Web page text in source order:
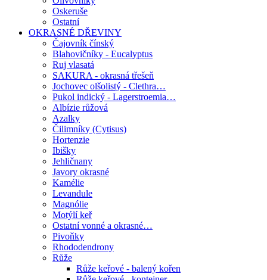
Oskeruše
Ostatní
OKRASNÉ DŘEVINY
Čajovník čínský
Blahovičníky - Eucalyptus
Ruj vlasatá
SAKURA - okrasná třešeň
Jochovec olšolistý - Clethra…
Pukol indický - Lagerstroemia…
Albízie růžová
Azalky
Čilimníky (Cytisus)
Hortenzie
Ibišky
Jehličnany
Javory okrasné
Kamélie
Levandule
Magnólie
Motýlí keř
Ostatní vonné a okrasné…
Pivoňky
Rhododendrony
Růže
Růže keřové - balený kořen